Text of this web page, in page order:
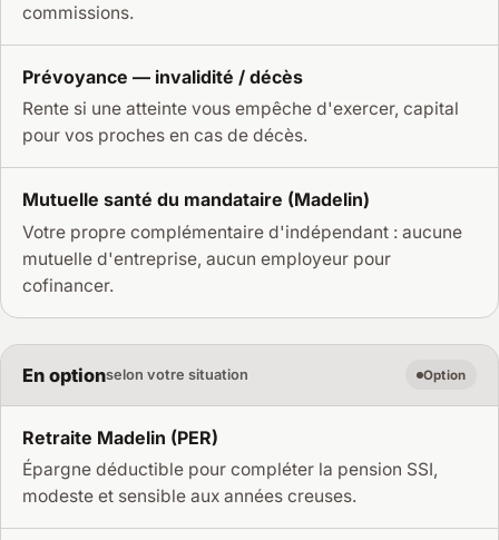
commissions.
Prévoyance — invalidité / décès
Rente si une atteinte vous empêche d'exercer, capital
pour vos proches en cas de décès.
Mutuelle santé du mandataire (Madelin)
Votre propre complémentaire d'indépendant : aucune
mutuelle d'entreprise, aucun employeur pour
cofinancer.
En optionselon votre situation Option
Retraite Madelin (PER)
Épargne déductible pour compléter la pension SSI,
modeste et sensible aux années creuses.